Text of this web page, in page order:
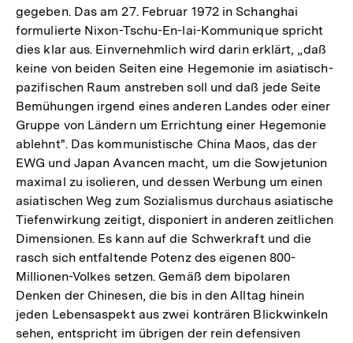
gegeben. Das am 27. Februar 1972 in Schanghai
formulierte Nixon-Tschu-En-lai-Kommunique spricht
dies klar aus. Einvernehmlich wird darin erklärt, „daß
keine von beiden Seiten eine Hegemonie im asiatisch-
pazifischen Raum anstreben soll und daß jede Seite
Bemühungen irgend eines anderen Landes oder einer
Gruppe von Ländern um Errichtung einer Hegemonie
ablehnt". Das kommunistische China Maos, das der
EWG und Japan Avancen macht, um die Sowjetunion
maximal zu isolieren, und dessen Werbung um einen
asiatischen Weg zum Sozialismus durchaus asiatische
Tiefenwirkung zeitigt, disponiert in anderen zeitlichen
Dimensionen. Es kann auf die Schwerkraft und die
rasch sich entfaltende Potenz des eigenen 800-
Millionen-Volkes setzen. Gemäß dem bipolaren
Denken der Chinesen, die bis in den Alltag hinein
jeden Lebensaspekt aus zwei konträren Blickwinkeln
sehen, entspricht im übrigen der rein defensiven